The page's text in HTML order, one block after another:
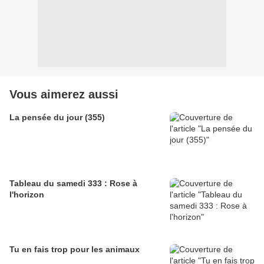
Vous aimerez aussi
La pensée du jour (355)
Tableau du samedi 333 : Rose à
l'horizon
Tu en fais trop pour les animaux